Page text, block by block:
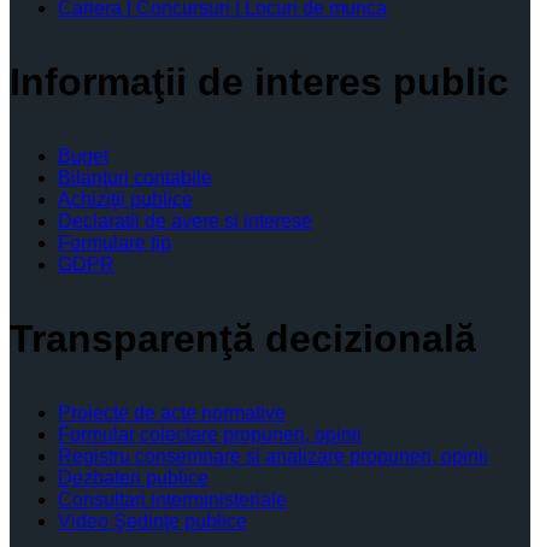
Cariera | Concursuri | Locuri de munca
Informaţii de interes public
Buget
Bilanţuri contabile
Achiziţii publice
Declaratii de avere si interese
Formulare tip
GDPR
Transparenţă decizională
Proiecte de acte normative
Formular colectare propuneri, opinii
Registru consemnare si analizare propuneri, opinii
Dezbateri publice
Consultari interministeriale
Video Şedinţe publice